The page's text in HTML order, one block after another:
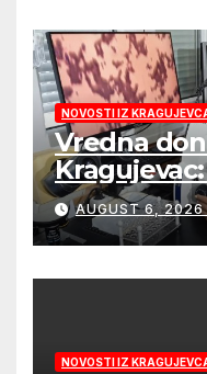
NOVOSTI IZ
Vredna
mobilni
vredne 9,6
AUGUST 6, 2026
NOVOSTI IZ